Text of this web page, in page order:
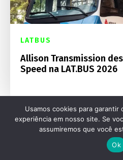
LATBUS
Allison Transmission
Speed na LAT.BUS 2026
Usamos cookies para
experiência em nosso site. Se
assumiremos que você
Ok